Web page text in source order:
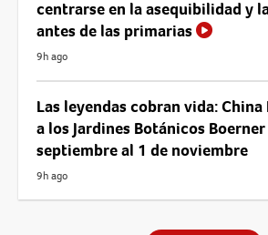
centrarse en la asequibilidad y
antes de las primarias
9h ago
Las leyendas cobran vida:
a los Jardines Botánicos
septiembre al 1 de noviembre
9h ago